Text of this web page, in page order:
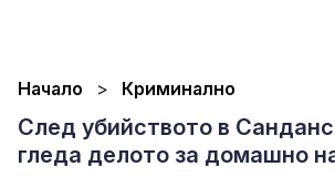
Начало Криминално
След убийството в
гледа делото за домашно